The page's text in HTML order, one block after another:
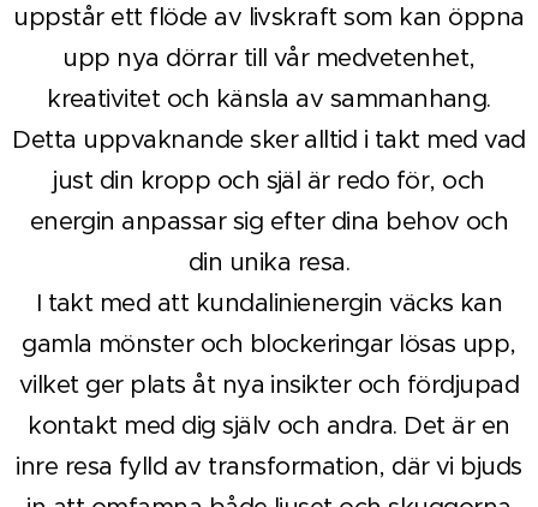
uppstår ett flöde av livskraft som kan öppna
upp nya dörrar till vår medvetenhet,
kreativitet och känsla av sammanhang.
Detta uppvaknande sker alltid i takt med vad
just din kropp och själ är redo för, och
energin anpassar sig efter dina behov och
din unika resa.
I takt med att kundalinienergin väcks kan
gamla mönster och blockeringar lösas upp,
vilket ger plats åt nya insikter och fördjupad
kontakt med dig själv och andra. Det är en
inre resa fylld av transformation, där vi bjuds